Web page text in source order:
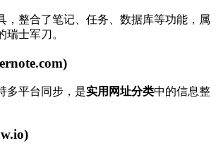
，整合了笔记、任务、数据库等功能，属
瑞士军刀。
多平台同步，是实用网址分类中的信息整